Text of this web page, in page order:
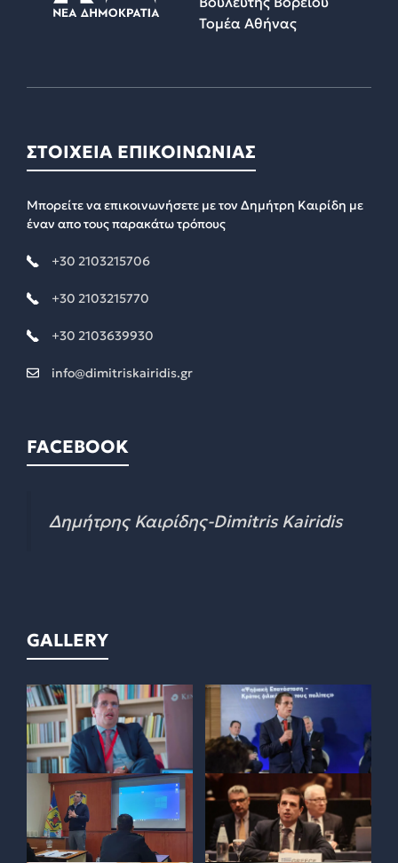
Τομέα Αθήνας
ΣΤΟΙΧΕΙΑ ΕΠΙΚΟΙΝΩΝΙΑΣ
Μπορείτε να επικοινωνήσετε με τον Δημήτρη Καιρίδη με
έναν απο τους παρακάτω τρόπους
+30 2103215706
+30 2103215770
+30 2103639930
info@dimitriskairidis.gr
FACEBOOK
Δημήτρης Καιρίδης-Dimitris Kairidis
GALLERY